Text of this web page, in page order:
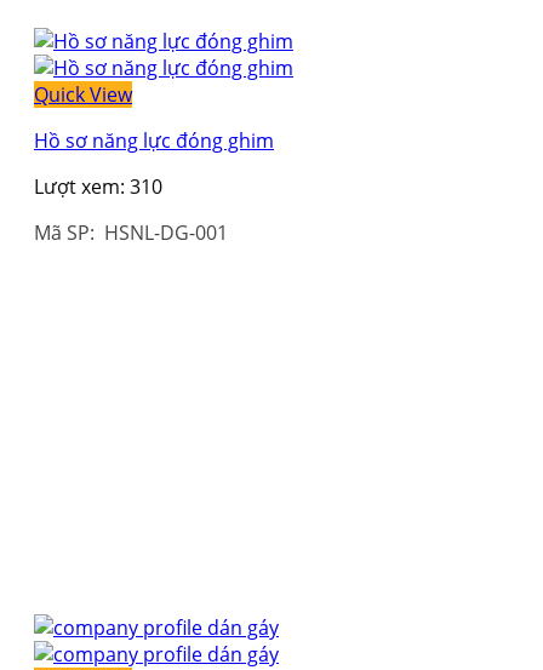
Quick View
Hồ sơ năng lực đóng ghim
Lượt xem: 310
Mã SP: HSNL-DG-001